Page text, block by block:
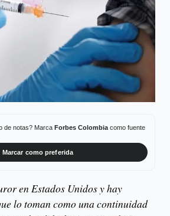
de notas? Marca Forbes Colombiacomo fuente
Marcar como preferida
en Estados Unidos y hay
lo toman como una continuidad